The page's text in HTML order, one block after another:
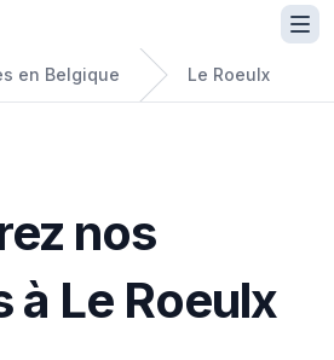
en Belgique Le Roeulx
nos
à Le Roeulx